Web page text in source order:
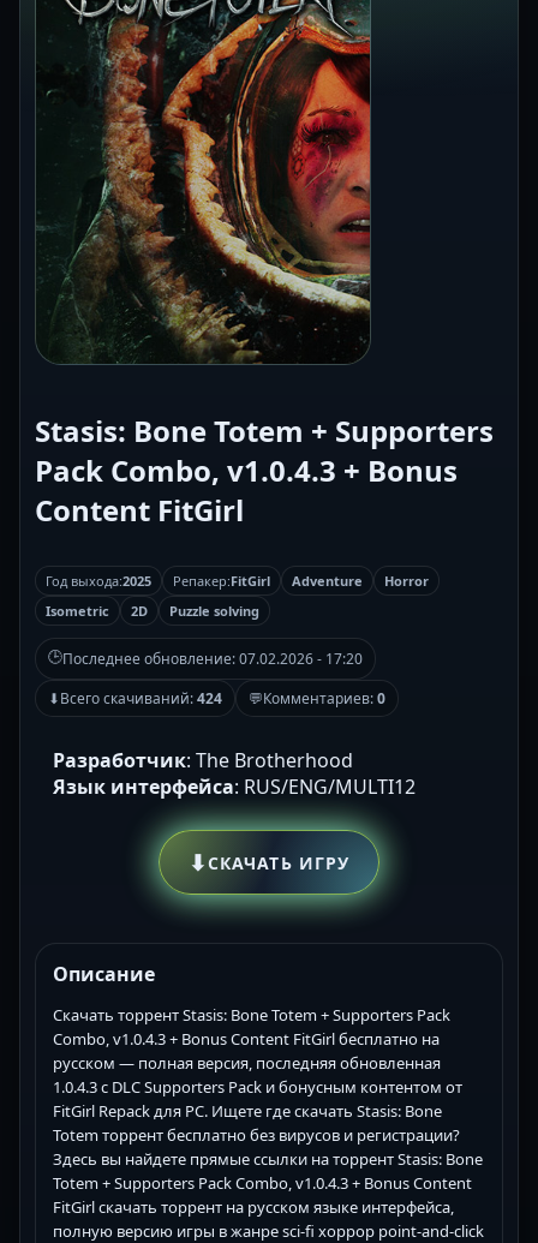
Stasis: Bone Totem + Supporters
Pack Combo, v1.0.4.3 + Bonus
Content FitGirl
Год выхода:2025 Репакер:FitGirl Adventure
Horror
Isometric
2D Puzzle solving
🕒Последнее обновление:07.02.2026 - 17:20
⬇Всего скачиваний:424 💬Комментариев:0
Разработчик: The Brotherhood
Язык интерфейса: RUS/ENG/MULTI12
⬇СКАЧАТЬ ИГРУ
Описание
Скачать торрент Stasis: Bone Totem + Supporters Pack
Combo, v1.0.4.3 + Bonus Content FitGirl бесплатно на
русском — полная версия, последняя обновленная
1.0.4.3 с DLC Supporters Pack и бонусным контентом от
FitGirl Repack для PC. Ищете где скачать Stasis: Bone
Totem торрент бесплатно без вирусов и регистрации?
Здесь вы найдете прямые ссылки на торрент Stasis: Bone
Totem + Supporters Pack Combo, v1.0.4.3 + Bonus Content
FitGirl скачать торрент на русском языке интерфейса,
полную версию игры в жанре sci-fi хоррор point-and-click